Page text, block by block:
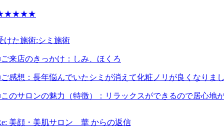
けた施術:シミ施術
来店のきっかけ： しみ、ほくろ
感想： 長年悩んでいたシミが消えて化粧ノリが良くなりま
のサロンの魅力（特徴）： リラックスができるので居心地
美顔・美肌サロン 華 からの返信